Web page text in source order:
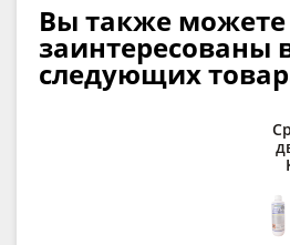
Вы также
заинтересованы
следующих